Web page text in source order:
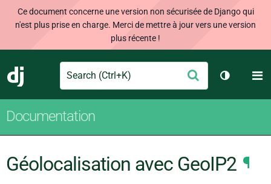
Ce document concerne une version non sécurisée de Django qui
n'est plus prise en charge. Merci de mettre à jour vers une version
plus récente !
Django
Search Envoyer
Changer
Documentation
Géolocalisation avec GeoIP2 ¶